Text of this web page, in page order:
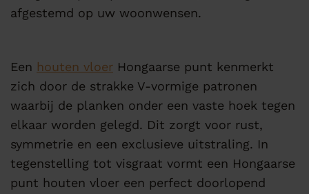
afgestemd op uw woonwensen.
Een houten vloer Hongaarse punt kenmerkt
zich door de strakke V-vormige patronen
waarbij de planken onder een vaste hoek tegen
elkaar worden gelegd. Dit zorgt voor rust,
symmetrie en een exclusieve uitstraling. In
tegenstelling tot visgraat vormt een Hongaarse
punt houten vloer een perfect doorlopend